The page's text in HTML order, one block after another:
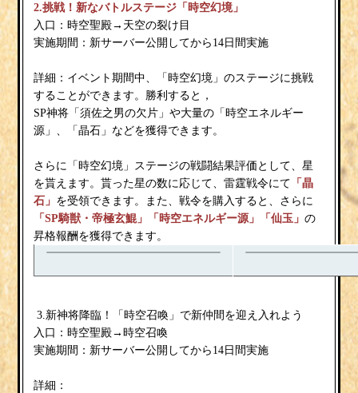
2.挑戦！新なバトルステージ「時空幻境」
入口：時空聖殿→天空の裂け目
実施期間：新サーバー公開してから14日間実施
詳細：イベント期間中、「時空幻境」のステージに挑戦
することができます。勝利すると，
SP神将「須佐之男の欠片」や大量の「時空エネルギー
源」、「晶石」などを獲得できます。
さらに「時空幻境」ステージの戦闘結果評価として、星
を貰えます。貰った星の数に応じて、雷霆戦令にて 「晶
石」 を受領できます。また、戦令を購入すると、さらに
「SP騎獣・帝極玄鯤」「時空エネルギー源」「仙玉」の
昇格報酬を獲得できます。
3.新神将降臨！「時空召喚」で新仲間を迎え入れよう
入口：時空聖殿→時空召喚
実施期間：新サーバー公開してから14日間実施
詳細：